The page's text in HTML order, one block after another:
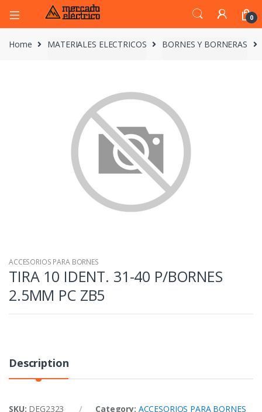
0
Home MATERIALES ELECTRICOS BORNES Y BORNERAS
ACCESORIOS PARA BORNES
TIRA 10 IDENT. 31-40 P/BORNES
2.5MM PC ZB5
Description
SKU: DEG2323 Category: ACCESORIOS PARA BORNES